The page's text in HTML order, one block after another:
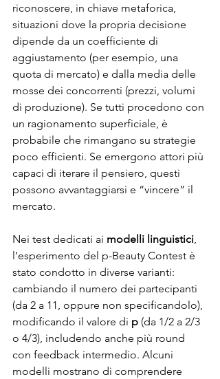
riconoscere, in chiave metaforica,
situazioni dove la propria decisione
dipende da un coefficiente di
aggiustamento (per esempio, una
quota di mercato) e dalla media delle
mosse dei concorrenti (prezzi, volumi
di produzione). Se tutti procedono con
un ragionamento superficiale, è
probabile che rimangano su strategie
poco efficienti. Se emergono attori più
capaci di iterare il pensiero, questi
possono avvantaggiarsi e “vincere” il
mercato.
Nei test dedicati ai modelli linguistici
l’esperimento del p-Beauty Contest è
stato condotto in diverse varianti:
cambiando il numero dei partecipanti
(da 2 a 11, oppure non specificandolo),
modificando il valore di p (da 1/2 a 2/3
o 4/3), includendo anche più round
con feedback intermedio. Alcuni
modelli mostrano di comprendere